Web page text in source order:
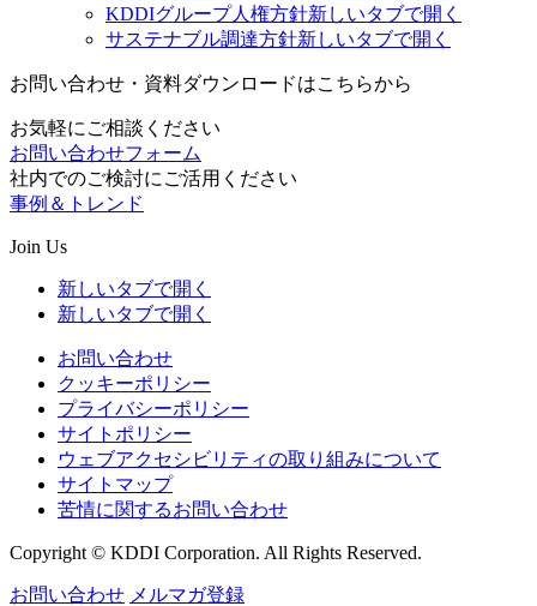
KDDIグループ人権方針新しいタブで開く
サステナブル調達方針新しいタブで開く
お問い合わせ・資料ダウンロードはこちらから
お気軽にご相談ください
お問い合わせフォーム
社内でのご検討にご活用ください
事例＆トレンド
Join Us
新しいタブで開く
新しいタブで開く
お問い合わせ
クッキーポリシー
プライバシーポリシー
サイトポリシー
ウェブアクセシビリティの取り組みについて
サイトマップ
苦情に関するお問い合わせ
Copyright © KDDI Corporation. All Rights Reserved.
お問い合わせ メルマガ登録